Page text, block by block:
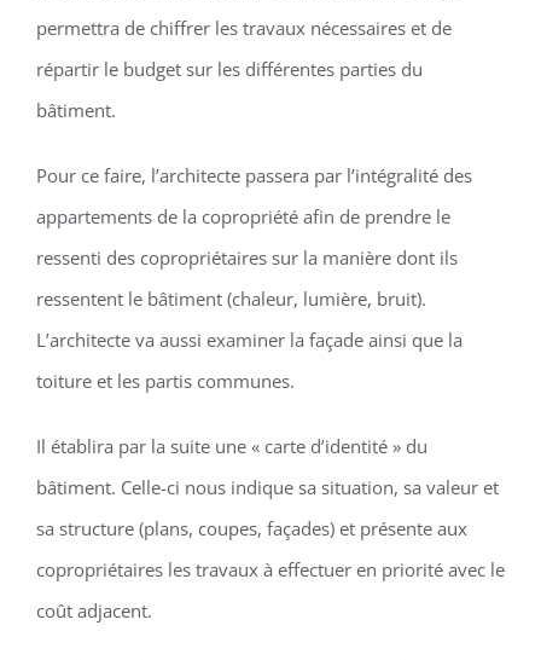
permettra de chiffrer les travaux nécessaires et de
répartir le budget sur les différentes parties du
bâtiment.
Pour ce faire, l’architecte passera par l’intégralité des
appartements de la copropriété afin de prendre le
ressenti des copropriétaires sur la manière dont ils
ressentent le bâtiment (chaleur, lumière, bruit).
L’architecte va aussi examiner la façade ainsi que la
toiture et les partis communes.
Il établira par la suite une « carte d’identité » du
bâtiment. Celle-ci nous indique sa situation, sa valeur et
sa structure (plans, coupes, façades) et présente aux
copropriétaires les travaux à effectuer en priorité avec le
coût adjacent.